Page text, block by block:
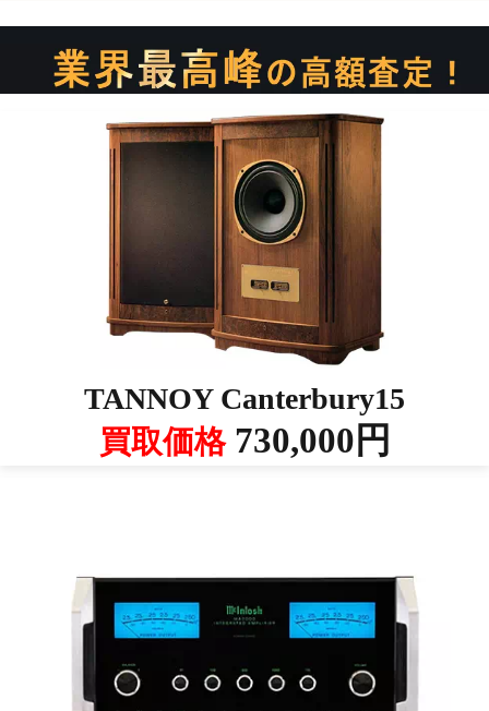
TANNOY Canterbury15
買取価格730,000円